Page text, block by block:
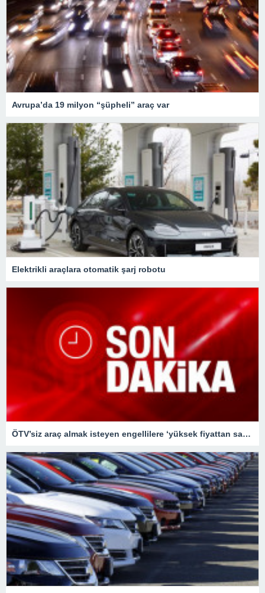
Avrupa’da 19 milyon “şüpheli” araç var
Elektrikli araçlara otomatik şarj robotu
ÖTV’siz araç almak isteyen engellilere ‘yüksek fiyattan satış’ iddiası